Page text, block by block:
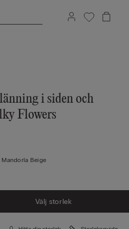
i siden och
Flowers
Beige
Välj storlek